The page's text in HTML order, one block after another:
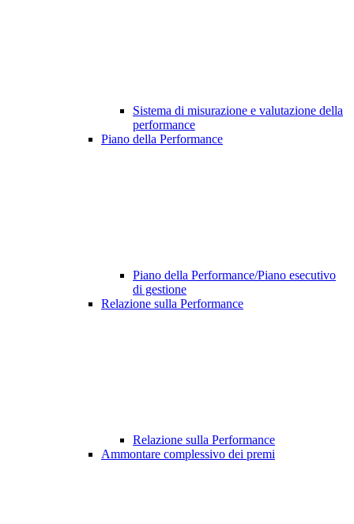
Sistema di misurazione e valutazione della
performance
Piano della Performance
Piano della Performance/Piano esecutivo
di gestione
Relazione sulla Performance
Relazione sulla Performance
Ammontare complessivo dei premi